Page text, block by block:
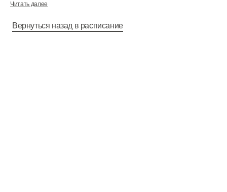
Читать далее
Вернуться назад в расписание